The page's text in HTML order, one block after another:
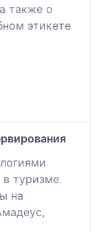
также о
этикете
туризме.
на